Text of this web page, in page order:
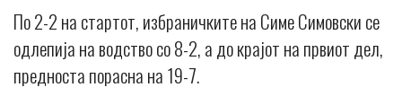
По 2-2 на стартот, избраничките на Симе Симовски се
одлепија на водство со 8-2, а до крајот на првиот дел,
предноста порасна на 19-7.